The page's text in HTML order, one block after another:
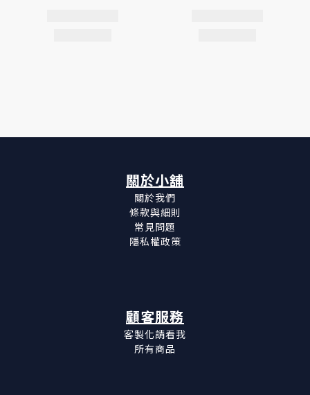
關於小舖
關於我們
條款與細則
常見問題
隱私權政策
顧客服務
客製化請看我
所有商品